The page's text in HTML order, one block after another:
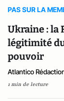
PAS SUR LA
Ukraine : la
légitimité
pouvoir
Atlantico
1 min de lecture